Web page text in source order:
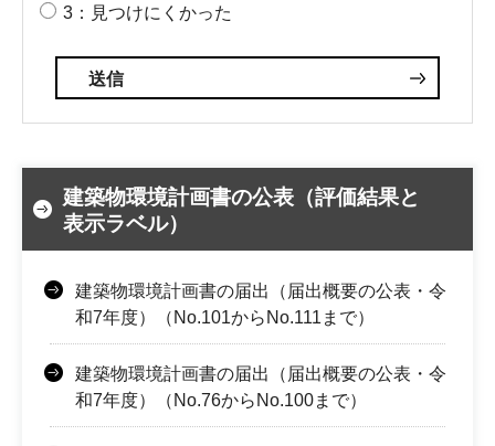
3：見つけにくかった
建築物環境計画書の公表（評価結果と
表示ラベル）
建築物環境計画書の届出（届出概要の公表・令
和7年度）（No.101からNo.111まで）
建築物環境計画書の届出（届出概要の公表・令
和7年度）（No.76からNo.100まで）